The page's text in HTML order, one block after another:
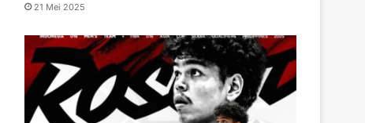
21 Mei 2025